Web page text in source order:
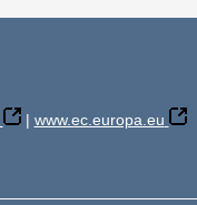
| www.ec.europa.eu